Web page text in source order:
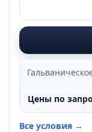
Цены по
Все условия →